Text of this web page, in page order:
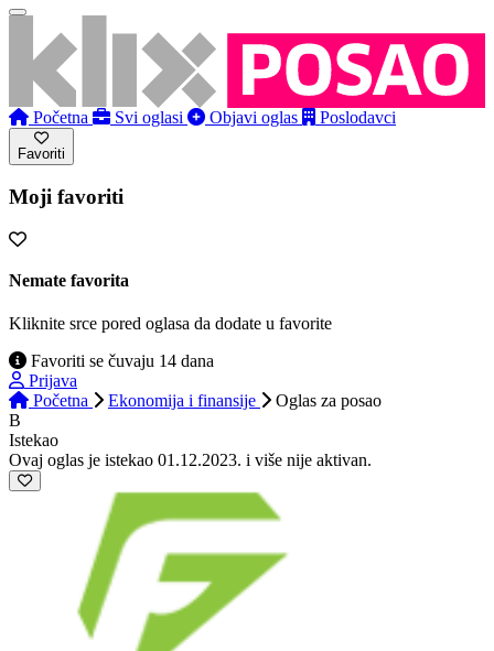
Početna Svi oglasi Objavi oglas Poslodavci
Favoriti
Moji favoriti
Nemate favorita
Kliknite srce pored oglasa da dodate u favorite
Favoriti se čuvaju 14 dana
Prijava
Početna
Ekonomija i finansije Oglas za posao
B
Istekao
Ovaj oglas je istekao 01.12.2023. i više nije aktivan.